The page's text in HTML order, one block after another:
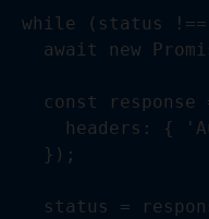
while (status
await new
const response
headers: {
    });
status =